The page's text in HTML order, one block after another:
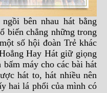
bên nhau hát bằng
biến chẳng những trong
số hội đoàn Trẻ khác
Hay Hát giữ giọng
máy cho các bài hát
hát to, hát nhiều nên
hai lá phổi của mình có